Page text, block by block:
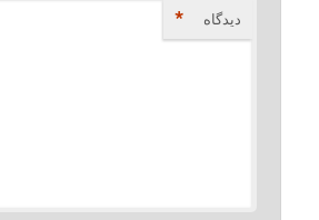
دیدگاه *